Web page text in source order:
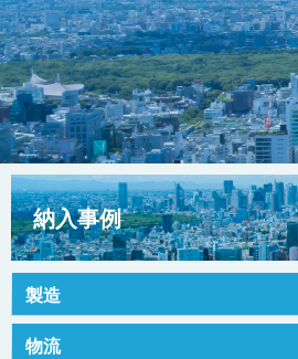
コンベヤ
コンベヤ
用途から
コンベヤ
ヒント集
全業種
飲料
代表あい
事業所一
沿革
納入事例
製造
物流